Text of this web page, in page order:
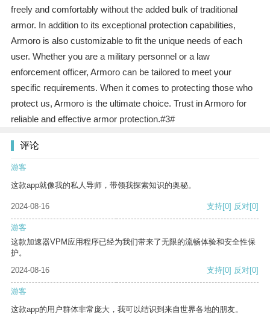
freely and comfortably without the added bulk of traditional
armor. In addition to its exceptional protection capabilities,
Armoro is also customizable to fit the unique needs of each
user. Whether you are a military personnel or a law
enforcement officer, Armoro can be tailored to meet your
specific requirements. When it comes to protecting those who
protect us, Armoro is the ultimate choice. Trust in Armoro for
reliable and effective armor protection.#3#
评论
游客
这款app就像我的私人导师，带领我探索知识的奥秘。
2024-08-16 支持[0] 反对[0]
游客
这款加速器VPM应用程序已经为我们带来了无限的流畅体验和安全性保
护。
2024-08-16
支持[0] 反对[0]
游客
这款app的用户群体非常庞大，我可以结识到来自世界各地的朋友。